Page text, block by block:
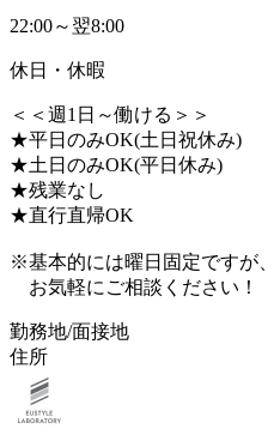
22:00～翌8:00
休日・休暇
＜＜週1日～働ける＞＞
★平日のみOK(土日祝休み)
★土日のみOK(平日休み)
★残業なし
★直行直帰OK
※基本的には曜日固定ですが、
お気軽にご相談ください！
勤務地/面接地
住所